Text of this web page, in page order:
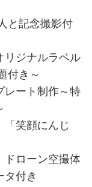
と記念撮影付
リジナルラベル
付き～
レート制作～特
「笑顔にんじ
ドローン空撮体
付き